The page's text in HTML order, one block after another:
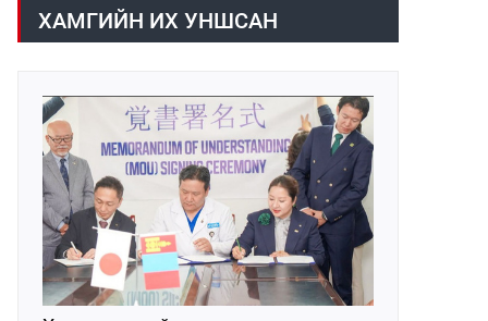
болон хэт өндөр дүнгээр
борлуулсан зөрчил илэрчээ.
Тиймээс бүртгэлийг цахимжуулах
газрын тогтоол батлагдлаа.
ХАМГИЙН ИХ УНШСАН